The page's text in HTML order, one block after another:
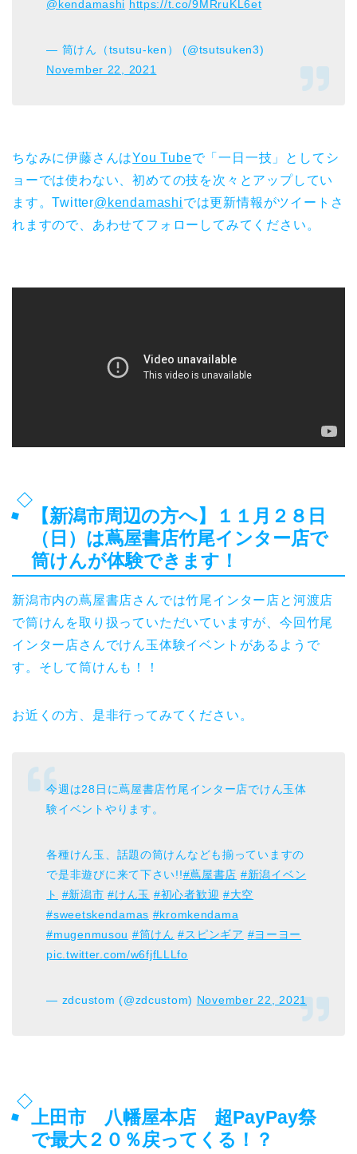
@kendamashi https://t.co/9MRruKL6et
— 筒けん（tsutsu-ken） (@tsutsuken3)
November 22, 2021
ちなみに伊藤さんはYou Tubeで「一日一技」としてシ
ョーでは使わない、初めての技を次々とアップしてい
ます。Twitter@kendamashiでは更新情報がツイートさ
れますので、あわせてフォローしてみてください。
【新潟市周辺の方へ】１１月２８日
（日）は蔦屋書店竹尾インター店で
筒けんが体験できます！
新潟市内の蔦屋書店さんでは竹尾インター店と河渡店
で筒けんを取り扱っていただいていますが、今回竹尾
インター店さんでけん玉体験イベントがあるようで
す。そして筒けんも！！
お近くの方、是非行ってみてください。
今週は28日に蔦屋書店竹尾インター店でけん玉体
験イベントやります。
各種けん玉、話題の筒けんなども揃っていますの
で是非遊びに来て下さい!!#蔦屋書店 #新潟イベン
ト #新潟市 #けん玉 #初心者歓迎 #大空
#sweetskendamas #kromkendama
#mugenmusou #筒けん #スピンギア #ヨーヨー
pic.twitter.com/w6fjfLLLfo
— zdcustom (@zdcustom) November 22, 2021
上田市 八幡屋本店 超PayPay祭
で最大２０％戻ってくる！？